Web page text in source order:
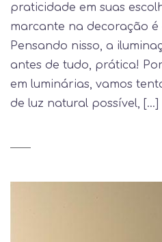
praticidade em suas
marcante na decoração é
Pensando nisso, a
antes de tudo, prática!
em luminárias, vamos
de luz natural possível, […]